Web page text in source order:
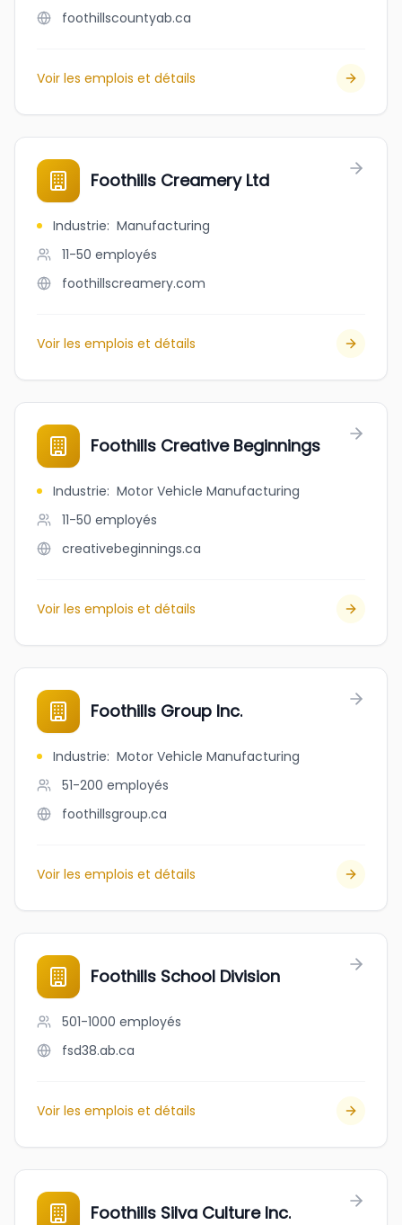
foothillscountyab.ca
Voir les emplois et détails
Foothills Creamery Ltd
Industrie: Manufacturing
11-50 employés
foothillscreamery.com
Voir les emplois et détails
Foothills Creative Beginnings
Industrie: Motor Vehicle Manufacturing
11-50 employés
creativebeginnings.ca
Voir les emplois et détails
Foothills Group Inc.
Industrie: Motor Vehicle Manufacturing
51-200 employés
foothillsgroup.ca
Voir les emplois et détails
Foothills School Division
501-1000 employés
fsd38.ab.ca
Voir les emplois et détails
Foothills Silva Culture Inc.